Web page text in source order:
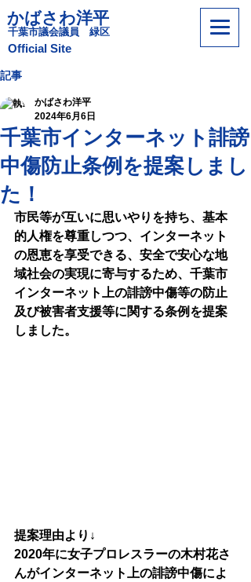
かばさわ洋平
​千葉市議会議員 緑区
​Official Site
記事
千葉市インターネット誹謗
中傷防止条例を提案しまし
た！
かばさわ洋平
2024年6月6日
市民等が互いに思いやりを持ち、基本
的人権を尊重しつつ、インターネット
の恩恵を享受できる、安全で安心な地
域社会の実現に寄与するため、千葉市
インターネット上の誹謗中傷等の防止
及び被害者支援等に関する条例を提案
しました。
提案理由より↓
2020年に女子プロレスラーの木村花さ
んがインターネット上の誹謗中傷によ